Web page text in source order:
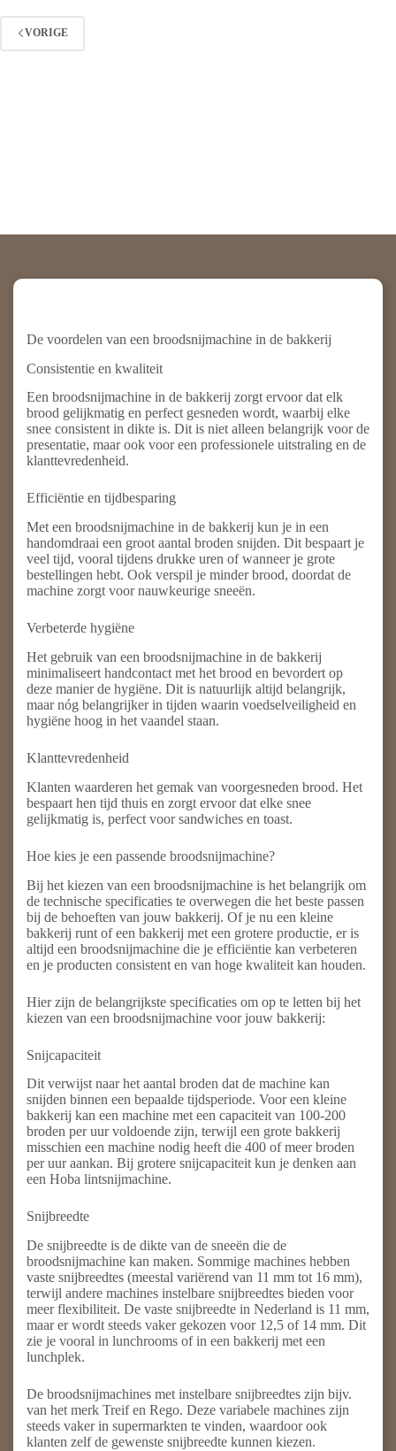
VORIGE
De voordelen van een broodsnijmachine in de bakkerij
Consistentie en kwaliteit
Een broodsnijmachine in de bakkerij zorgt ervoor dat elk
brood gelijkmatig en perfect gesneden wordt, waarbij elke
snee consistent in dikte is. Dit is niet alleen belangrijk voor de
presentatie, maar ook voor een professionele uitstraling en de
klanttevredenheid.
Efficiëntie en tijdbesparing
Met een broodsnijmachine in de bakkerij kun je in een
handomdraai een groot aantal broden snijden. Dit bespaart je
veel tijd, vooral tijdens drukke uren of wanneer je grote
bestellingen hebt. Ook verspil je minder brood, doordat de
machine zorgt voor nauwkeurige sneeën.
Verbeterde hygiëne
Het gebruik van een broodsnijmachine in de bakkerij
minimaliseert handcontact met het brood en bevordert op
deze manier de hygiëne. Dit is natuurlijk altijd belangrijk,
maar nóg belangrijker in tijden waarin voedselveiligheid en
hygiëne hoog in het vaandel staan.
Klanttevredenheid
Klanten waarderen het gemak van voorgesneden brood. Het
bespaart hen tijd thuis en zorgt ervoor dat elke snee
gelijkmatig is, perfect voor sandwiches en toast.
Hoe kies je een passende broodsnijmachine?
Bij het kiezen van een broodsnijmachine is het belangrijk om
de technische specificaties te overwegen die het beste passen
bij de behoeften van jouw bakkerij. Of je nu een kleine
bakkerij runt of een bakkerij met een grotere productie, er is
altijd een broodsnijmachine die je efficiëntie kan verbeteren
en je producten consistent en van hoge kwaliteit kan houden.
Hier zijn de belangrijkste specificaties om op te letten bij het
kiezen van een broodsnijmachine voor jouw bakkerij:
Snijcapaciteit
Dit verwijst naar het aantal broden dat de machine kan
snijden binnen een bepaalde tijdsperiode. Voor een kleine
bakkerij kan een machine met een capaciteit van 100-200
broden per uur voldoende zijn, terwijl een grote bakkerij
misschien een machine nodig heeft die 400 of meer broden
per uur aankan. Bij grotere snijcapaciteit kun je denken aan
een Hoba lintsnijmachine.
Snijbreedte
De snijbreedte is de dikte van de sneeën die de
broodsnijmachine kan maken. Sommige machines hebben
vaste snijbreedtes (meestal variërend van 11 mm tot 16 mm),
terwijl andere machines instelbare snijbreedtes bieden voor
meer flexibiliteit. De vaste snijbreedte in Nederland is 11 mm,
maar er wordt steeds vaker gekozen voor 12,5 of 14 mm. Dit
zie je vooral in lunchrooms of in een bakkerij met een
lunchplek.
De broodsnijmachines met instelbare snijbreedtes zijn bijv.
van het merk Treif en Rego. Deze variabele machines zijn
steeds vaker in supermarkten te vinden, waardoor ook
klanten zelf de gewenste snijbreedte kunnen kiezen.